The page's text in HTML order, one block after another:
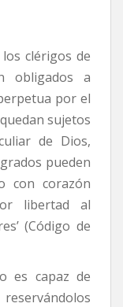
clérigos de
obligados a
por el
sujetos
de Dios,
pueden
con corazón
libertad al
(Código de
es capaz de